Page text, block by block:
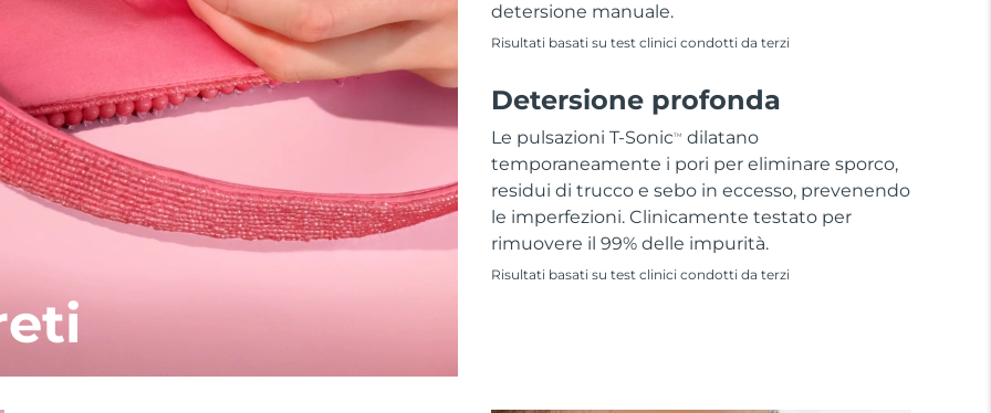
detersione manuale.
Risultati basati su test clinici condotti da terzi
Detersione profonda
Le pulsazioni T-SonicTM
dilatano
temporaneamente i pori per eliminare sporco,
residui di trucco e sebo in eccesso, prevenendo
le imperfezioni. Clinicamente testato per
rimuovere il 99% delle impurità.
Risultati basati su test clinici condotti da terzi